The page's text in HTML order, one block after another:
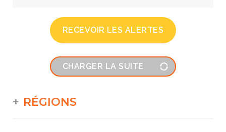
RECEVOIR LES ALERTES
CHARGER LA SUITE
RÉGIONS